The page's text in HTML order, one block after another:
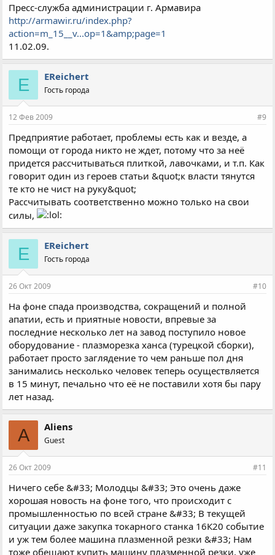
Пресс-служба администрации г. Армавира
http://armawir.ru/index.php?
action=m_15__v...op=1&amp;page=1
11.02.09.
E EReichert
Гость города
12 Фев 2009 #9
Предприятие работает, проблемы есть как и везде, а
помощи от города никто не ждет, потому что за неё
придется рассчитываться плиткой, лавочками, и т.п. Как
говорит один из героев статьи &quot;к власти тянутся
те кто не чист на руку&quot;
Рассчитывать соответственно можно только на свои
силы,
E EReichert
Гость города
26 Окт 2009 #10
На фоне спада производства, сокращений и полной
апатии, есть и приятные новости, впревые за
последние несколько лет на завод поступило новое
оборудование - плазморезка ханса (турецкой сборки),
работает просто заглядение то чем раньше пол дня
занимались несколько человек теперь осуществляется
в 15 минут, печально что её не поставили хотя бы пару
лет назад.
A Aliens
Guest
26 Окт 2009 #11
Ничего себе &#33; Молодцы &#33; Это очень даже
хорошая новость на фоне того, что происходит с
промышленностью по всей стране &#33; В текущей
ситуации даже закупка токарного станка 16К20 событие
и уж тем более машина плазменной резки &#33; Нам
тоже обещают купить машину плазменной резки, уже